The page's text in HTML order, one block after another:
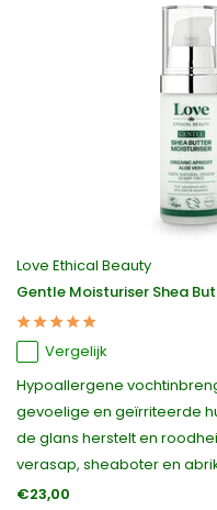
Love Ethical Beauty
Gentle Moisturiser Shea
Vergelijk
Hypoallergene
gevoelige en geïrriteerde
de glans herstelt en
verasap, sheaboter en
€23,00